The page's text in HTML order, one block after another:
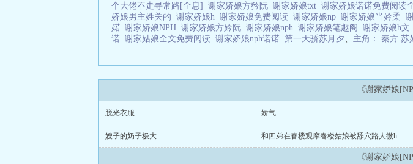
个大佬不走寻常路[全息]
谢家娇娘方矜阮 谢家娇娘txt 谢家娇娘诺诺免费阅读
娇娘男主姓关的 谢家娇娘h 谢家娇娘免费阅读 谢家娇娘np 谢家娇娘当妗柔
婼 谢家娇娘NPH 谢家娇娘方妗阮 谢家娇娘nph 谢家娇娘笔趣阁 谢家娇娘h文
诺 谢家姑娘全文免费阅读 谢家娇娘nph诺诺 第一天骄苏月夕、 主角： 秦方 苏
《谢家娇娘
脱光衣服 娇气
嫂子的奶子极大 和四弟在春楼观摩春楼姑娘被舔穴路人微h
《谢家娇娘